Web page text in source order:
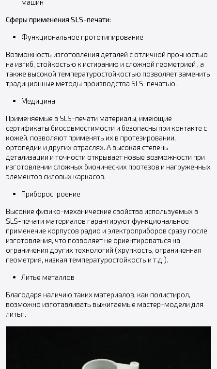
машин
Сферы применения SLS-печати:
Функциональное прототипирование
Возможность изготовления деталей с отличной прочностью
на изгиб, стойкостью к истиранию и сложной геометрией , а
также высокой температуростойкостью позволяет заменить
традиционные методы производства SLS-печатью.
Медицина
Применяемые в SLS-печати материалы, имеющие
сертификаты биосовместимости и безопасны при контакте с
кожей, позволяют применять их в протезировании,
ортопедии и других отраслях. А высокая степень
детализации и точности открывает новые возможности при
изготовлении сложных бионических протезов и нагруженных
элементов силовых каркасов.
Приборостроение
Высокие физико-механические свойства используемых в
SLS-печати материалов гарантируют функциональное
применение корпусов радио и электроприборов сразу после
изготовления, что позволяет не ориентироваться на
ограничения других технологий (хрупкость, ограниченная
геометрия, низкая температуростойкость и т.д.).
Литье металлов
Благодаря наличию таких материалов, как полистирол,
возможно изготавливать выжигаемые мастер-модели для
литья.